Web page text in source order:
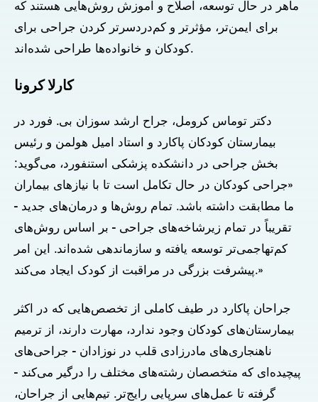
ماهر در حال توسعه، اصلاح و آموزش روش‌هایی هستند که
برای ایمن‌تر، مؤثرتر و کم‌دردسرتر کردن جراحی برای
کودکان و خانواده‌ها طراحی شده‌اند.
کارلا کرونا
دکتر توماس کرومل، جراح ارشد سوزان بی. فورد در
بیمارستان کودکان پاکارد و استاد امیل هولمن و رئیس
بخش جراحی در دانشکده پزشکی استنفورد، می‌گوید:
«جراحی کودکان در حال تکامل است تا با نیازهای بیماران
ما مطابقت داشته باشد. تمام روش‌ها و درمان‌های جدید -
تقریباً در تمام زیرشاخه‌های جراحی - بر اساس روش‌های
کم‌تهاجمی‌تر توسعه یافته و سازماندهی شده‌اند. این امر
پیشرفت بزرگی در مراقبت از کودک ایجاد می‌کند.»
جراحان پاکارد در طیف کاملی از تخصص‌هایی که در اکثر
بیمارستان‌های کودکان وجود ندارد، مهارت دارند، از ترمیم
ناهنجاری‌های مادرزادی قلب در نوزادان - جراحی‌های
پیچیده‌ای که متخصصان رشته‌های مختلف را درگیر می‌کند -
گرفته تا عمل‌های سرپایی رایج‌تر. تیم‌هایی از جراحان،